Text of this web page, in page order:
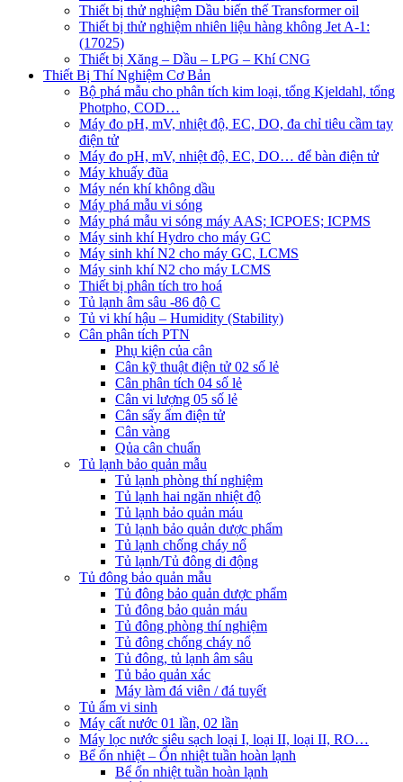
Thiết bị thử nghiệm Dầu biến thế Transformer oil
Thiết bị thử nghiệm nhiên liệu hàng không Jet A-1:
(17025)
Thiết bị Xăng – Dầu – LPG – Khí CNG
Thiết Bị Thí Nghiệm Cơ Bản
Bộ phá mẫu cho phân tích kim loại, tổng Kjeldahl, tổng
Photpho, COD…
Máy đo pH, mV, nhiệt độ, EC, DO, đa chỉ tiêu cầm tay
điện tử
Máy đo pH, mV, nhiệt độ, EC, DO… để bàn điện tử
Máy khuấy đũa
Máy nén khí không dầu
Máy phá mẫu vi sóng
Máy phá mẫu vi sóng máy AAS; ICPOES; ICPMS
Máy sinh khí Hydro cho máy GC
Máy sinh khí N2 cho máy GC, LCMS
Máy sinh khí N2 cho máy LCMS
Thiết bị phân tích tro hoá
Tủ lạnh âm sâu -86 độ C
Tủ vi khí hậu – Humidity (Stability)
Cân phân tích PTN
Phụ kiện của cân
Cân kỹ thuật điện tử 02 số lẻ
Cân phân tích 04 số lẻ
Cân vi lượng 05 số lẻ
Cân sấy ẩm điện tử
Cân vàng
Qủa cân chuẩn
Tủ lạnh bảo quản mẫu
Tủ lạnh phòng thí nghiệm
Tủ lạnh hai ngăn nhiệt độ
Tủ lạnh bảo quản máu
Tủ lạnh bảo quản dược phẩm
Tủ lạnh chống cháy nổ
Tủ lạnh/Tủ đông di động
Tủ đông bảo quản mẫu
Tủ đông bảo quản dược phẩm
Tủ đông bảo quản máu
Tủ đông phòng thí nghiệm
Tủ đông chống cháy nổ
Tủ đông, tủ lạnh âm sâu
Tủ bảo quản xác
Máy làm đá viên / đá tuyết
Tủ ấm vi sinh
Máy cất nước 01 lần, 02 lần
Máy lọc nước siêu sạch loại I, loại II, loại II, RO…
Bể ổn nhiệt – Ổn nhiệt tuần hoàn lạnh
Bể ổn nhiệt tuần hoàn lạnh